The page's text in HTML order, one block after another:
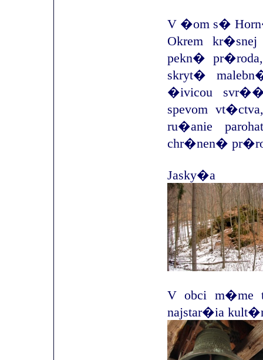
V �om s�
Okrem
pekn�
skryt�
�ivicou
spevom
ru�anie
chr�nen�
Jasky�a
V obci m�me
najstar�ia